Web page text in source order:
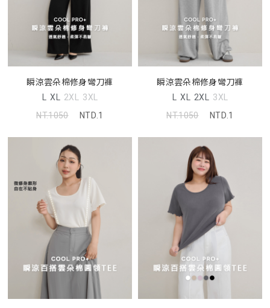
瞬涼雲朵棉修身彎刀褲
L XL 2XL 3XL
NT.1050
NTD.1
瞬涼雲朵棉修身彎刀褲
L XL 2XL 3XL
NT.1050
NTD.1